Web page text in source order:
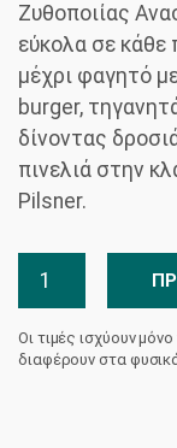
Ζυθοποιίας
εύκολα σε
μέχρι φαγητό
burger,
δίνοντας
πινελιά στην
Pilsner.
Ζυθοποιια
-
Φλυα
Οι τιμές ισχύουν
διαφέρουν στα